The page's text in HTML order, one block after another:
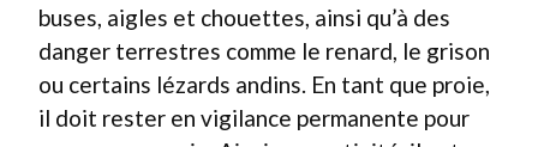
buses, aigles et chouettes, ainsi qu’à des
danger terrestres comme le renard, le grison
ou certains lézards andins. En tant que proie,
il doit rester en vigilance permanente pour